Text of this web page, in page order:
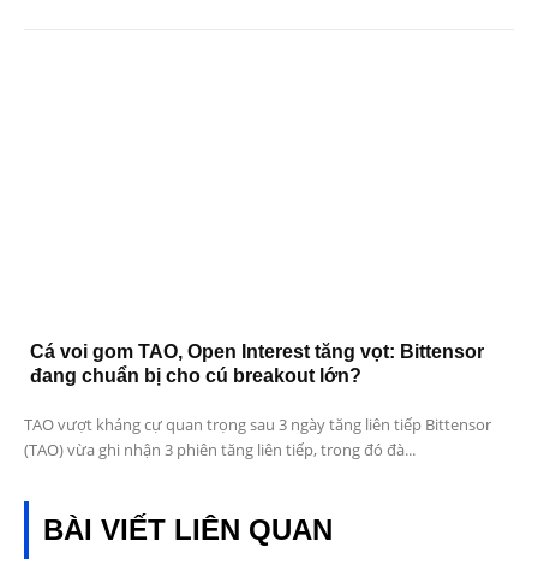
Cá voi gom TAO, Open Interest tăng vọt: Bittensor
đang chuẩn bị cho cú breakout lớn?
TAO vượt kháng cự quan trọng sau 3 ngày tăng liên tiếp Bittensor
(TAO) vừa ghi nhận 3 phiên tăng liên tiếp, trong đó đà...
BÀI VIẾT LIÊN QUAN